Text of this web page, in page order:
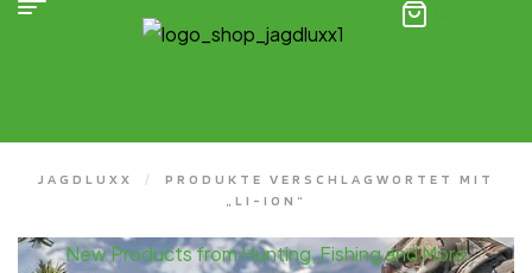
JAGDLUXX /
PRODUKTE VERSCHLAGWORTET MIT
„LI-ION“
New Products from Hunting, Fishing and More